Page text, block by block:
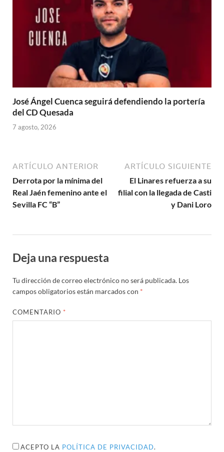
José Ángel Cuenca seguirá defendiendo la portería
del CD Quesada
7 agosto, 2026
ARTÍCULO ANTERIOR
Derrota por la mínima del
Real Jaén femenino ante el
Sevilla FC “B”
ARTÍCULO SIGUIENTE
El Linares refuerza a su
filial con la llegada de Casti
y Dani Loro
Deja una respuesta
Tu dirección de correo electrónico no será publicada. Los
campos obligatorios están marcados con *
COMENTARIO *
ACEPTO LA POLÍTICA DE PRIVACIDAD.